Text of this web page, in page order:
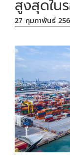
สูงสุดใน
27 กุมภาพันธ์